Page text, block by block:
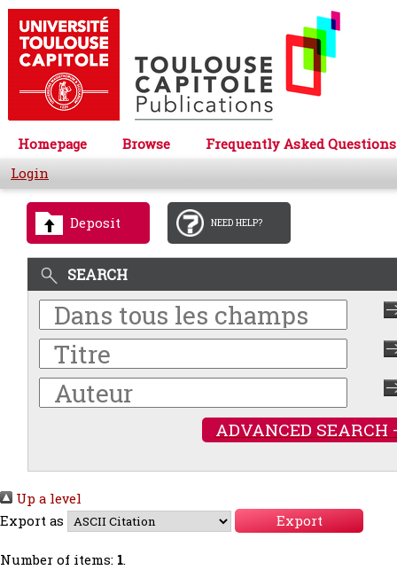
Homepage Browse
Frequently Asked Questions
Login
Deposit NEED HELP?
SEARCH
ADVANCED SEARCH
Up a level
Export as
Number of items: 1.